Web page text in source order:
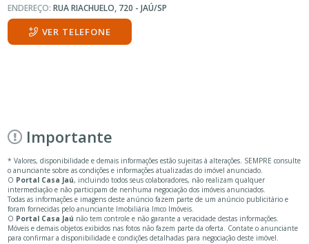
ENDEREÇO:RUA RIACHUELO, 720 - JAÚ/SP
VER TELEFONE
Importante
* Valores, disponibilidade e demais informações estão sujeitas à alterações. SEMPRE consulte
o anunciante sobre as condições e informações atualizadas do imóvel anunciado.
O Portal Casa Jaú, incluindo todos seus colaboradores, não realizam qualquer
intermediação e não participam de nenhuma negociação dos imóveis anunciados.
Todas as informações e imagens deste anúncio fazem parte de um anúncio publicitário e
foram fornecidas pelo anunciante Imobiliária Imco Imóveis.
O Portal Casa Jaú não tem controle e não garante a veracidade destas informações.
Móveis e demais objetos exibidos nas fotos não fazem parte da oferta. Contate o anunciante
para confirmar a disponibilidade e condições detalhadas para negociação deste imóvel.